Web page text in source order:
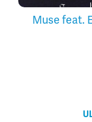
Muse feat.